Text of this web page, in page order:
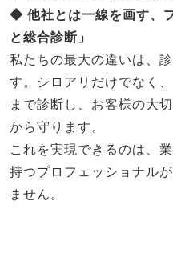
◆ 他社とは一線を画す、
と総合診断」
私たちの最大の違いは、
す。シロアリだけでなく
まで診断し、お客様の大
から守ります。
これを実現できるのは、
持つプロフェッショナル
ません。